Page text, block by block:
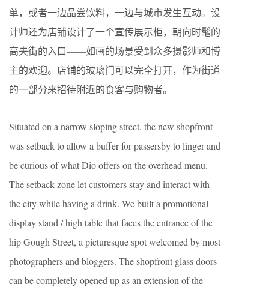
单，或者一边品尝饮料，一边与城市发生互动。设
计师还为店铺设计了一个宣传展示柜，朝向时髦的
高夫街的入口——如画的场景受到众多摄影师和博
主的欢迎。店铺的玻璃门可以完全打开，作为街道
的一部分来招待附近的食客与购物者。
Situated on a narrow sloping street, the new shopfront
was setback to allow a buffer for passersby to linger and
be curious of what Dio offers on the overhead menu.
The setback zone let customers stay and interact with
the city while having a drink. We built a promotional
display stand / high table that faces the entrance of the
hip Gough Street, a picturesque spot welcomed by most
photographers and bloggers. The shopfront glass doors
can be completely opened up as an extension of the